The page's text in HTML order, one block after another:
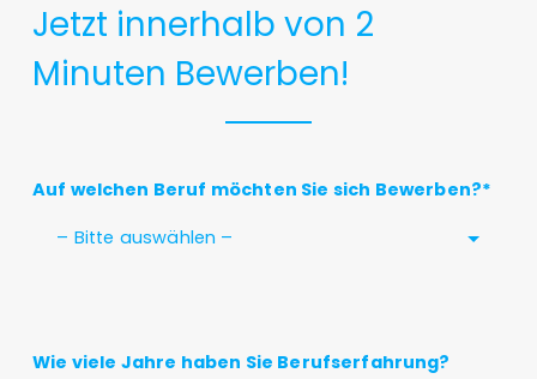
Jetzt innerhalb von 2
Minuten Bewerben!
Auf welchen Beruf möchten Sie sich Bewerben?*
– Bitte auswählen –
Wie viele Jahre haben Sie Berufserfahrung?